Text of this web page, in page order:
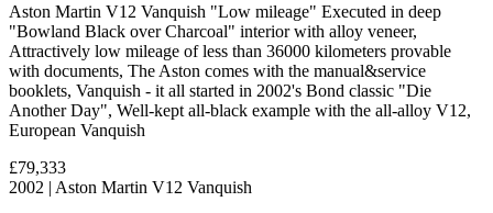
Aston Martin V12 Vanquish "Low mileage" Executed in deep
"Bowland Black over Charcoal" interior with alloy veneer,
Attractively low mileage of less than 36000 kilometers provable
with documents, The Aston comes with the manual&service
booklets, Vanquish - it all started in 2002's Bond classic "Die
Another Day", Well-kept all-black example with the all-alloy V12,
European Vanquish
£79,333
2002 | Aston Martin V12 Vanquish